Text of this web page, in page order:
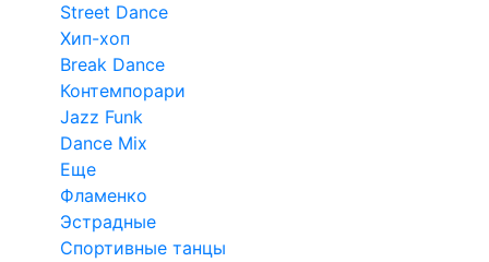
Street Dance
Хип-хоп
Break Dance
Контемпорари
Jazz Funk
Dance Mix
Еще
Фламенко
Эстрадные
Спортивные танцы